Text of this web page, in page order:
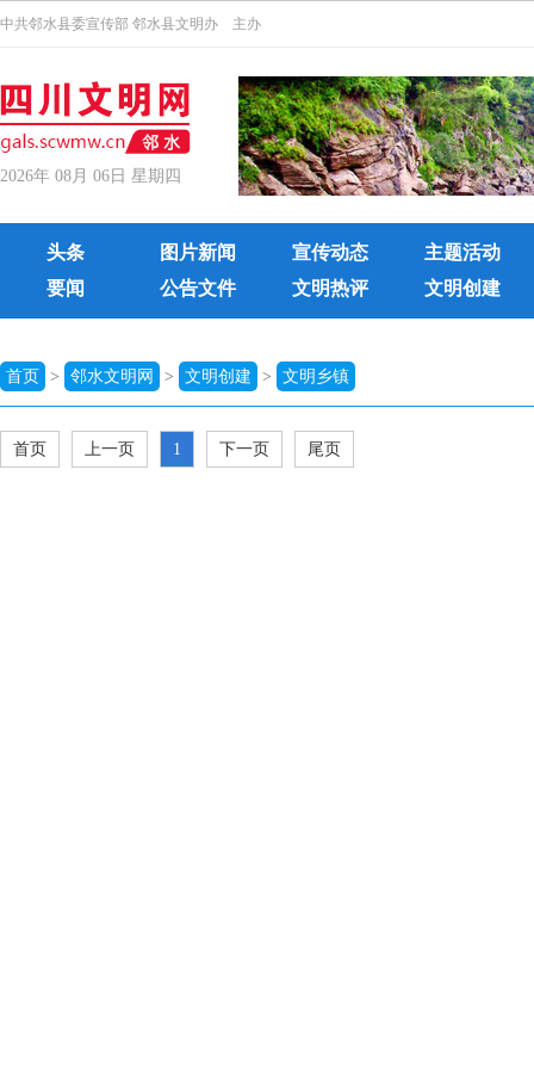
中共邻水县委宣传部 邻水县文明办 主办
2026年 08月 06日 星期四
头条 图片新闻 宣传动态
主题活动
要闻
公告文件 文明热评 文明创建
首页 > 邻水文明网 > 文明创建 > 文明乡镇
首页 上一页 1 下一页 尾页